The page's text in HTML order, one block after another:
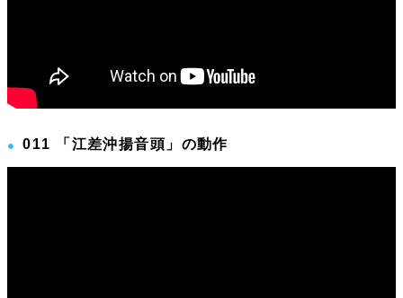
011 「江差沖揚音頭」の動作